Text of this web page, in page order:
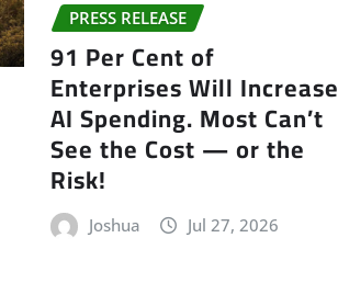
PRESS RELEASE
91 Per Cent of
Enterprises Will Increase
AI Spending. Most Can’t
See the Cost — or the
Risk!
Joshua Jul 27, 2026